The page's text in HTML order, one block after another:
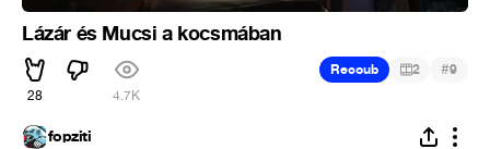
Lázár és Mucsi a kocsmában
28 4.7K
Recoub 2 #9
fopziti